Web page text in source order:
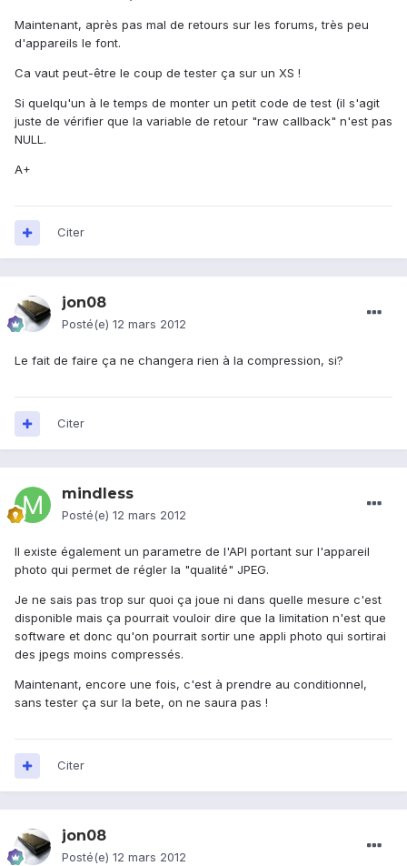
Maintenant, après pas mal de retours sur les forums, très peu
d'appareils le font.
Ca vaut peut-être le coup de tester ça sur un XS !
Si quelqu'un à le temps de monter un petit code de test (il s'agit
juste de vérifier que la variable de retour "raw callback" n'est pas
NULL.
A+
Citer
jon08
Posté(e) 12 mars 2012
Le fait de faire ça ne changera rien à la compression, si?
Citer
mindless
Posté(e) 12 mars 2012
Il existe également un parametre de l'API portant sur l'appareil
photo qui permet de régler la "qualité" JPEG.
Je ne sais pas trop sur quoi ça joue ni dans quelle mesure c'est
disponible mais ça pourrait vouloir dire que la limitation n'est que
software et donc qu'on pourrait sortir une appli photo qui sortirai
des jpegs moins compressés.
Maintenant, encore une fois, c'est à prendre au conditionnel,
sans tester ça sur la bete, on ne saura pas !
Citer
jon08
Posté(e) 12 mars 2012